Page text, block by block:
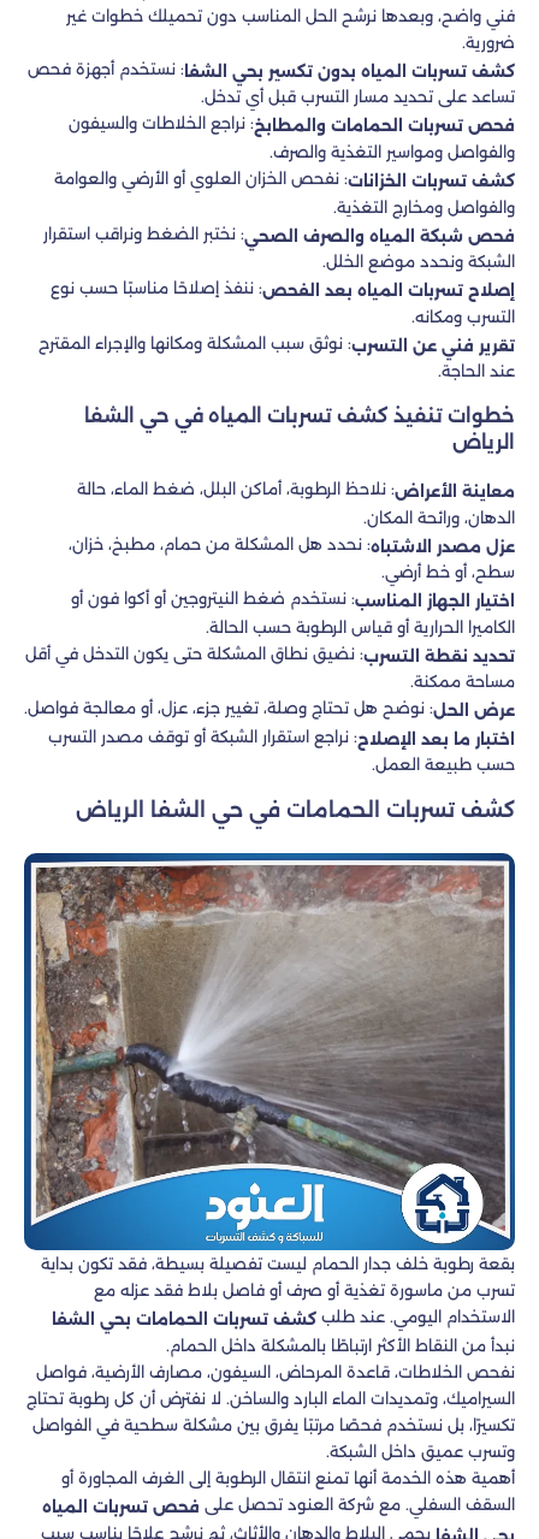
فني واضح، وبعدها نرشح الحل المناسب دون تحميلك خطوات غير
ضرورية.
كشف تسربات المياه بدون تكسير بحي الشفا: نستخدم أجهزة فحص
تساعد على تحديد مسار التسرب قبل أي تدخل.
فحص تسربات الحمامات والمطابخ: نراجع الخلاطات والسيفون
والفواصل ومواسير التغذية والصرف.
كشف تسربات الخزانات: نفحص الخزان العلوي أو الأرضي والعوامة
والفواصل ومخارج التغذية.
فحص شبكة المياه والصرف الصحي: نختبر الضغط ونراقب استقرار
الشبكة ونحدد موضع الخلل.
إصلاح تسربات المياه بعد الفحص: ننفذ إصلاحًا مناسبًا حسب نوع
التسرب ومكانه.
تقرير فني عن التسرب: نوثق سبب المشكلة ومكانها والإجراء المقترح
عند الحاجة.
خطوات تنفيذ كشف تسربات المياه في حي الشفا
الرياض
معاينة الأعراض: نلاحظ الرطوبة، أماكن البلل، ضغط الماء، حالة
الدهان، ورائحة المكان.
عزل مصدر الاشتباه: نحدد هل المشكلة من حمام، مطبخ، خزان،
سطح، أو خط أرضي.
اختيار الجهاز المناسب: نستخدم ضغط النيتروجين أو أكوا فون أو
الكاميرا الحرارية أو قياس الرطوبة حسب الحالة.
تحديد نقطة التسرب: نضيق نطاق المشكلة حتى يكون التدخل في أقل
مساحة ممكنة.
عرض الحل: نوضح هل تحتاج وصلة، تغيير جزء، عزل، أو معالجة فواصل.
اختبار ما بعد الإصلاح: نراجع استقرار الشبكة أو توقف مصدر التسرب
حسب طبيعة العمل.
كشف تسربات الحمامات في حي الشفا الرياض
بقعة رطوبة خلف جدار الحمام ليست تفصيلة بسيطة، فقد تكون بداية
تسرب من ماسورة تغذية أو صرف أو فاصل بلاط فقد عزله مع
الاستخدام اليومي. عند طلب كشف تسربات الحمامات بحي الشفا
نبدأ من النقاط الأكثر ارتباطًا بالمشكلة داخل الحمام.
نفحص الخلاطات، قاعدة المرحاض، السيفون، مصارف الأرضية، فواصل
السيراميك، وتمديدات الماء البارد والساخن. لا نفترض أن كل رطوبة تحتاج
تكسيرًا، بل نستخدم فحصًا مرتبًا يفرق بين مشكلة سطحية في الفواصل
وتسرب عميق داخل الشبكة.
أهمية هذه الخدمة أنها تمنع انتقال الرطوبة إلى الغرف المجاورة أو
السقف السفلي. مع شركة العنود تحصل على فحص تسربات المياه
بحي الشفا يحمي البلاط والدهان والأثاث، ثم نرشح علاجًا يناسب سبب